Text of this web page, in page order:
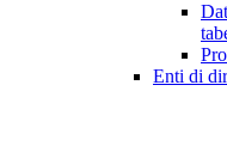
Enti di